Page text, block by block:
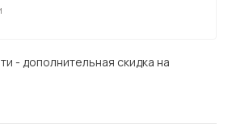
- дополнительная скидка на